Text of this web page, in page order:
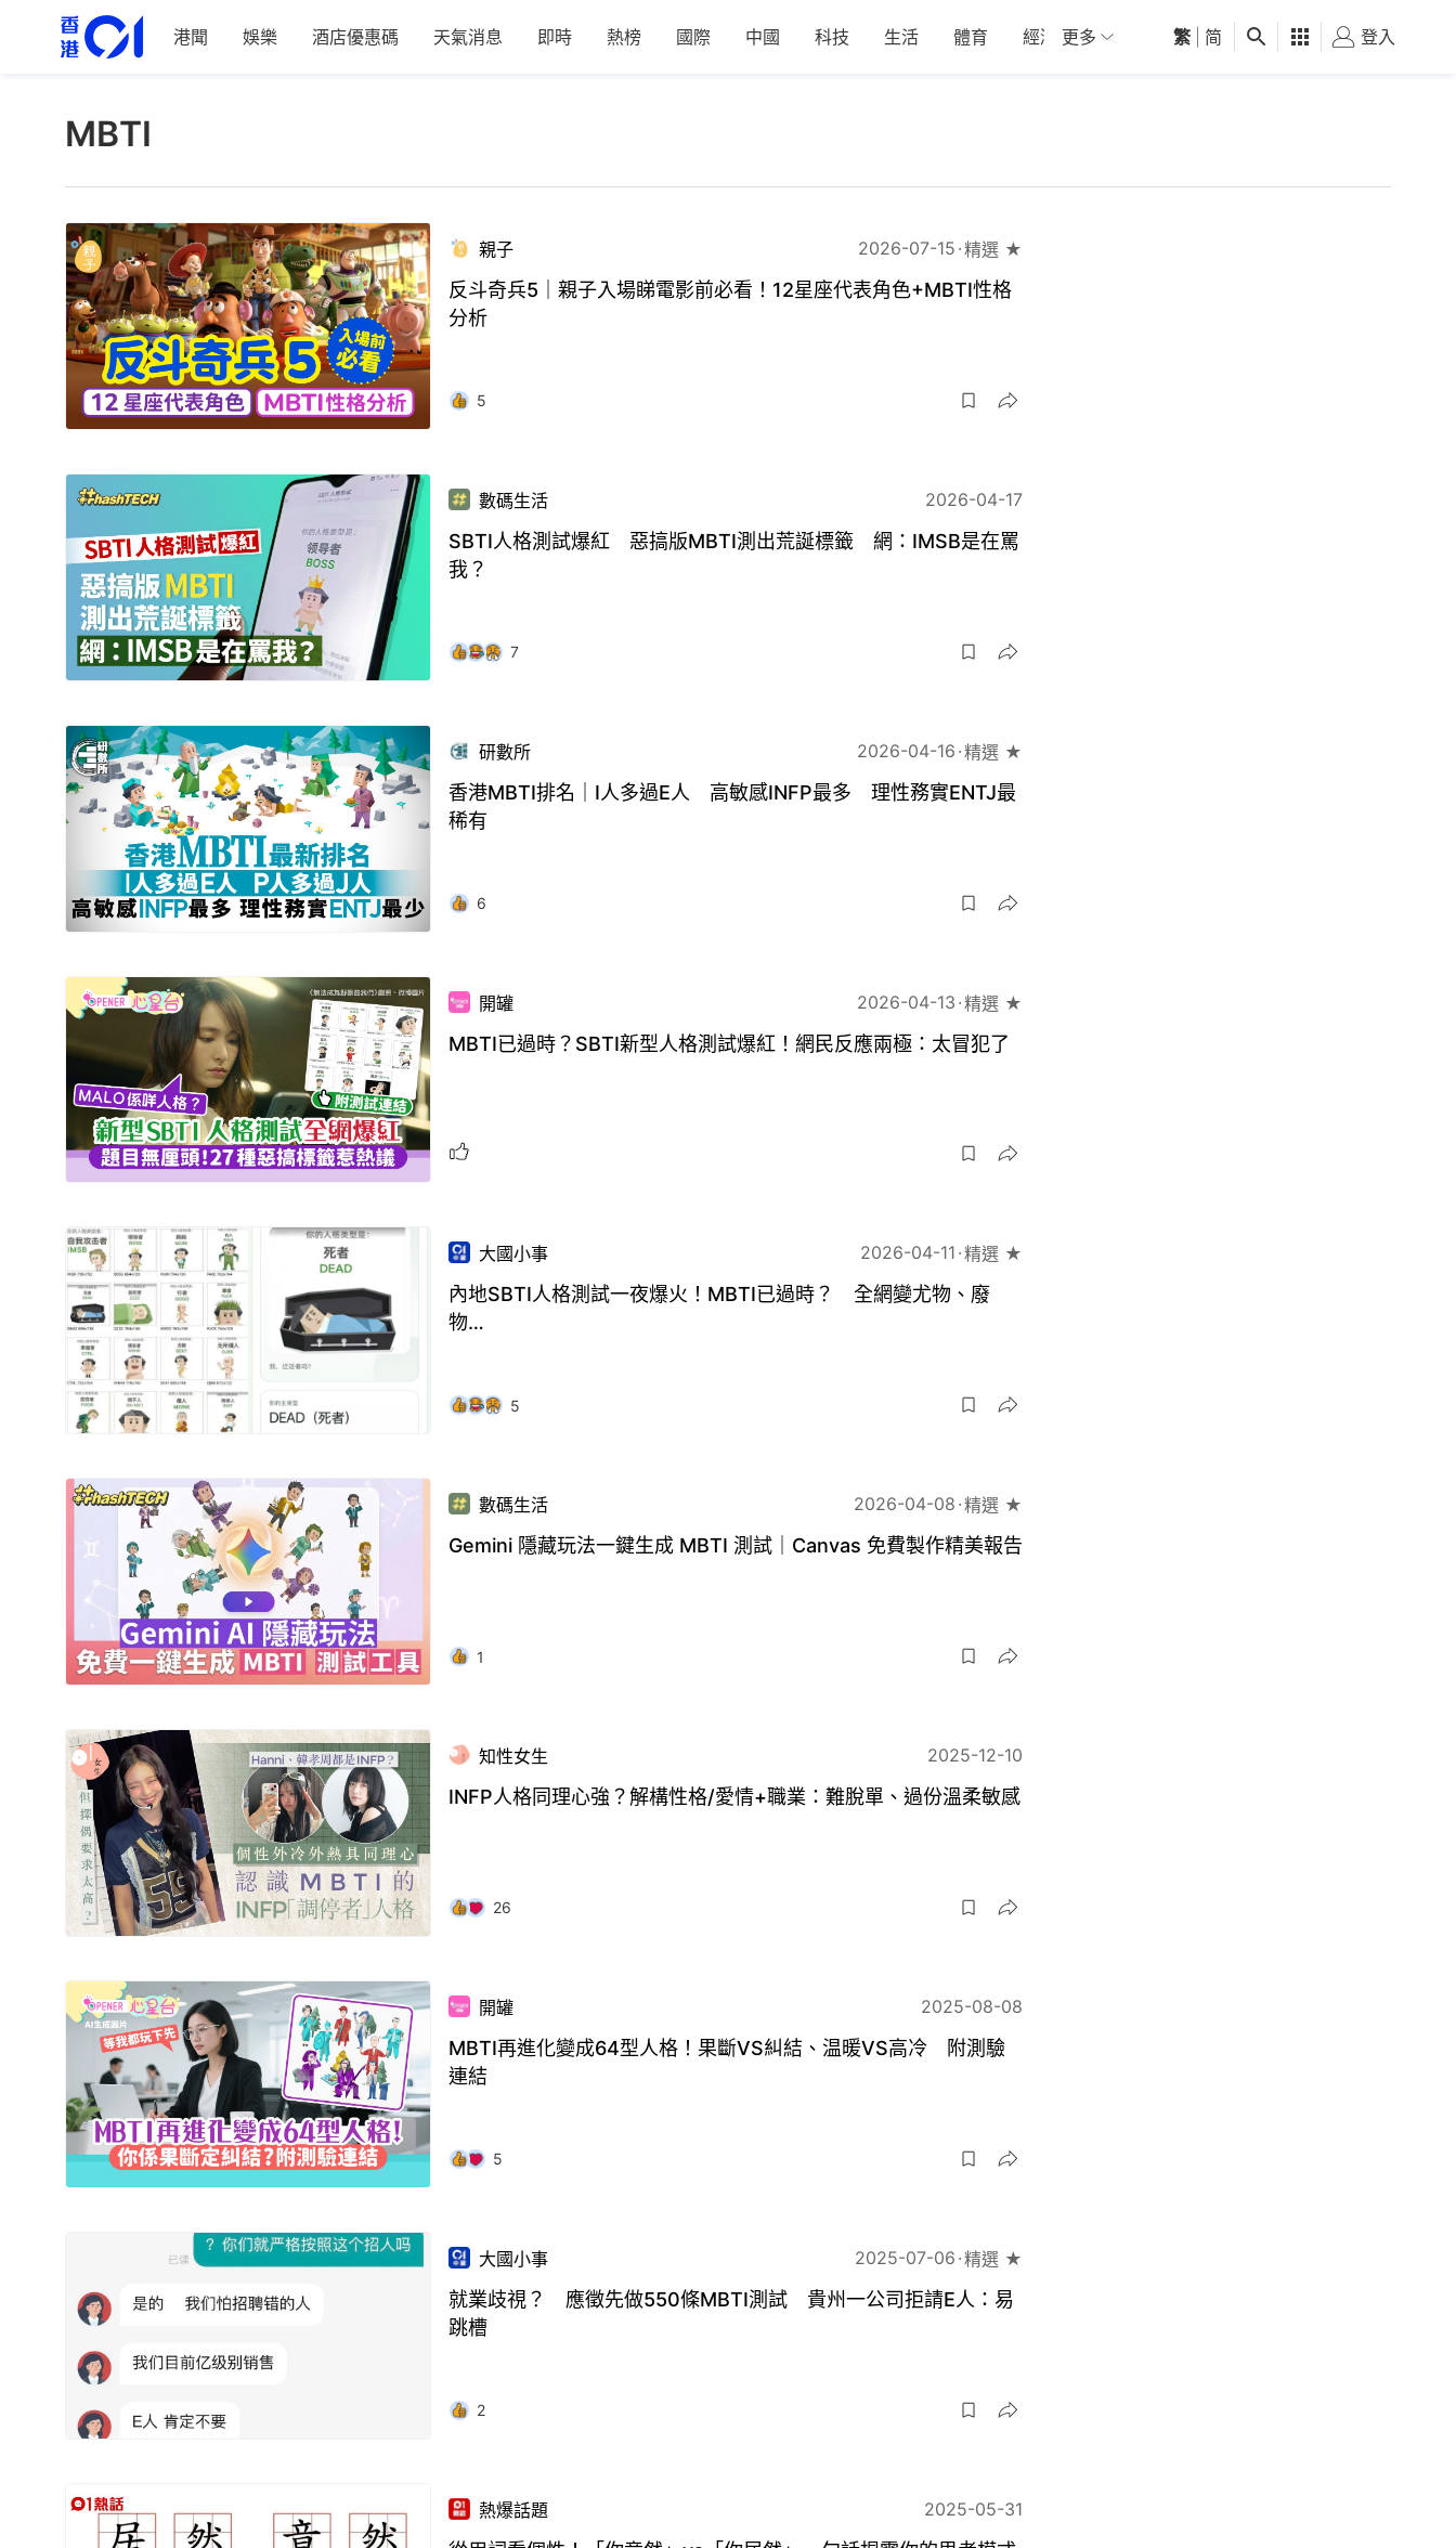
港聞 娛樂 酒店優惠碼 天氣消息 即時 熱榜 國際 中國 科技 生活 體育 經濟 01深圳 觀點 健康 好食玩飛
更多 繁 简 登入
MBTI
親子 2026-07-15 精選 ★
反斗奇兵5｜親子入場睇電影前必看！12星座代表角色+MBTI性格
分析
5
數碼生活 2026-04-17
SBTI人格測試爆紅 惡搞版MBTI測出荒誕標籤 網：IMSB是在罵
我？
7
研數所 2026-04-16 精選 ★
香港MBTI排名｜I人多過E人 高敏感INFP最多 理性務實ENTJ最
稀有
6
開罐 2026-04-13 精選 ★
MBTI已過時？SBTI新型人格測試爆紅！網民反應兩極：太冒犯了
大國小事 2026-04-11 精選 ★
內地SBTI人格測試一夜爆火！MBTI已過時？ 全網變尤物、廢
物…
5
數碼生活 2026-04-08 精選 ★
Gemini 隱藏玩法一鍵生成 MBTI 測試｜Canvas 免費製作精美報告
1
知性女生 2025-12-10
INFP人格同理心強？解構性格/愛情+職業：難脫單、過份溫柔敏感
26
開罐 2025-08-08
MBTI再進化變成64型人格！果斷VS糾結、温暖VS高冷 附測驗
連結
5
大國小事 2025-07-06 精選 ★
就業歧視？ 應徵先做550條MBTI測試 貴州一公司拒請E人：易
跳槽
2
熱爆話題 2025-05-31